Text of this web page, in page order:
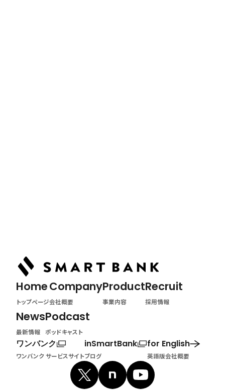
Home
トップページ
Company
会社概要
Product
事業内容
Recruit
採用情報
News
最新情報
Podcast
ポッドキャスト
ワンバンク
ワンバンク サービスサイト
inSmartBank
ブログ
for English
英語版会社概要